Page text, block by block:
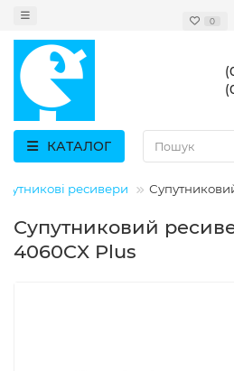
0
КАТАЛОГ
ресивери
Супутниковий
4060CX Plus